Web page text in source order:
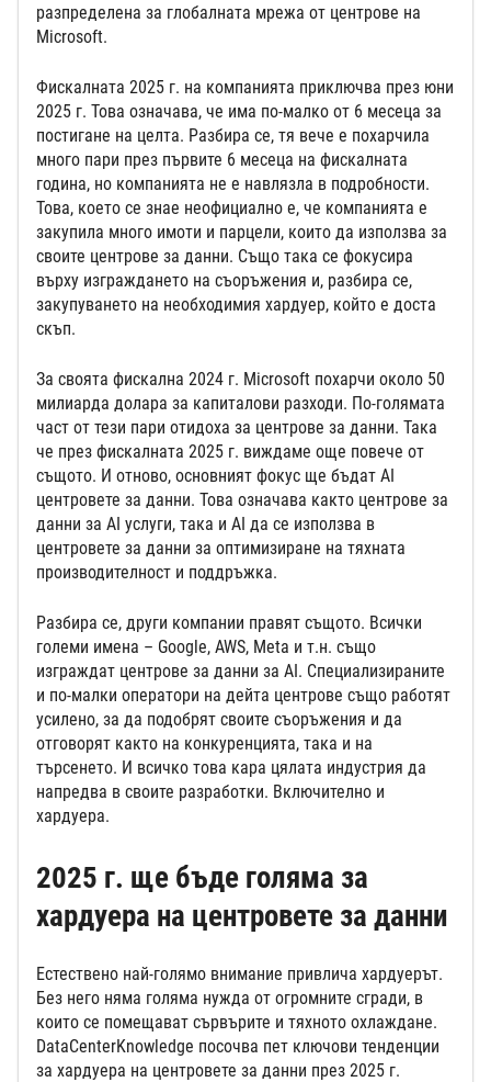
разпределена за глобалната мрежа от центрове на
Microsoft.
Фискалната 2025 г. на компанията приключва през юни
2025 г. Това означава, че има по-малко от 6 месеца за
постигане на целта. Разбира се, тя вече е похарчила
много пари през първите 6 месеца на фискалната
година, но компанията не е навлязла в подробности.
Това, което се знае неофициално е, че компанията е
закупила много имоти и парцели, които да използва за
своите центрове за данни. Също така се фокусира
върху изграждането на съоръжения и, разбира се,
закупуването на необходимия хардуер, който е доста
скъп.
За своята фискална 2024 г. Microsoft похарчи около 50
милиарда долара за капиталови разходи. По-голямата
част от тези пари отидоха за центрове за данни. Така
че през фискалната 2025 г. виждаме още повече от
същото. И отново, основният фокус ще бъдат AI
центровете за данни. Това означава както центрове за
данни за AI услуги, така и AI да се използва в
центровете за данни за оптимизиране на тяхната
производителност и поддръжка.
Разбира се, други компании правят същото. Всички
големи имена – Google, AWS, Meta и т.н. също
изграждат центрове за данни за AI. Специализираните
и по-малки оператори на дейта центрове също работят
усилено, за да подобрят своите съоръжения и да
отговорят както на конкуренцията, така и на
търсенето. И всичко това кара цялата индустрия да
напредва в своите разработки. Включително и
хардуера.
2025 г. ще бъде голяма за
хардуера на центровете за данни
Естествено най-голямо внимание привлича хардуерът.
Без него няма голяма нужда от огромните сгради, в
които се помещават сървърите и тяхното охлаждане.
DataCenterKnowledge посочва пет ключови тенденции
за хардуера на центровете за данни през 2025 г.